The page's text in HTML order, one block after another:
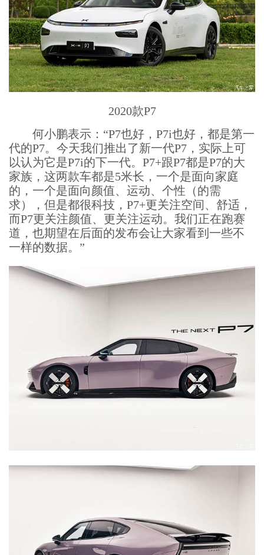
2020款P7
何小鹏表示：“P7也好，P7i也好，都是第一
代的P7。今天我们推出了新一代P7，实际上可
以认为它是P7i的下一代。P7+跟P7都是P7的大
家族，这两款车都是5米长，一个是面向家庭
的，一个是面向颜值、运动、个性（的需
求），但是都很科技，P7+更关注空间、舒适，
而P7更关注颜值、更关注运动。我们正在跑赛
道，也期望在后面的发布会让大家看到一些不
一样的数据。”